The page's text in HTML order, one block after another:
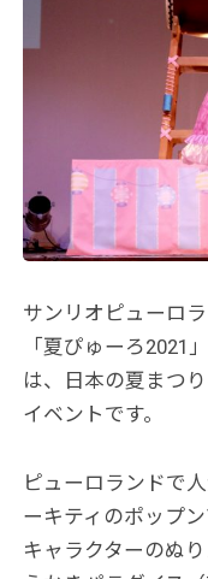
サンリオピューロ
「夏ぴゅーろ2021
は、日本の夏まつ
イベントです。
ピューロランドで
ーキティのポップ
キャラクターのぬ